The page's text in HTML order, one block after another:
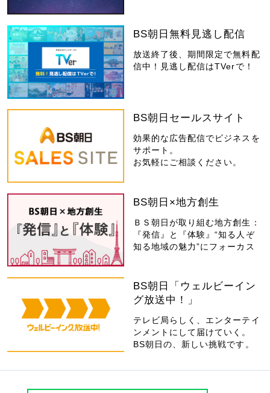
BS朝日無料見逃し配信
放送終了後、期間限定で無料配
信中！見逃し配信はTVerで！
BS朝日セールスサイト
効果的な広告配信でビジネスを
サポート。
お気軽にご相談ください。
BS朝日×地方創生
ＢＳ朝日が取り組む地方創生：
『発信』と『体験』“知る人ぞ
知る地域の魅力”にフォーカス
BS朝日「ウェルビーイン
グ放送中！」
テレビ局らしく、エンターテイ
ンメントにして届けていく。
BS朝日の、新しい挑戦です。